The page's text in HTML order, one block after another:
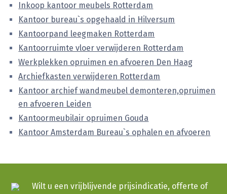
Inkoop kantoor meubels Rotterdam
Kantoor bureau`s opgehaald in Hilversum
Kantoorpand leegmaken Rotterdam
Kantoorruimte vloer verwijderen Rotterdam
Werkplekken opruimen en afvoeren Den Haag
Archiefkasten verwijderen Rotterdam
Kantoor archief wandmeubel demonteren,opruimen
en afvoeren Leiden
Kantoormeubilair opruimen Gouda
Kantoor Amsterdam Bureau`s ophalen en afvoeren
Wilt u een vrijblijvende prijsindicatie, offerte of